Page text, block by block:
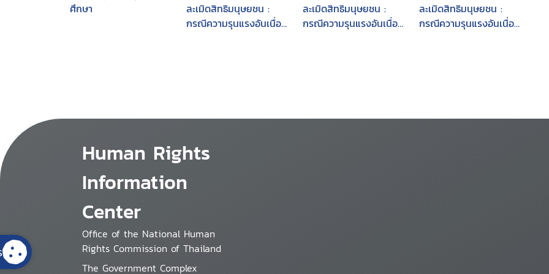
ศึกษา
ละเมิดสิทธิมนุษยชน :
กรณีความรุนแรงอันเนื่อง
ละเมิดสิทธิมนุษยชน :
กรณีความรุนแรงอันเนื่อง
ละเมิดสิทธิมนุษยชน :
กรณีความรุนแรงอันเนื่อง
Human Rights
Information
Center
Office of the National Human
Rights Commission of Thailand
The Government Complex